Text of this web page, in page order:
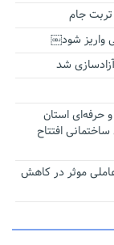
واریز شود￼
حرفه‌ای استان
افتتاح
موثر در کاهش